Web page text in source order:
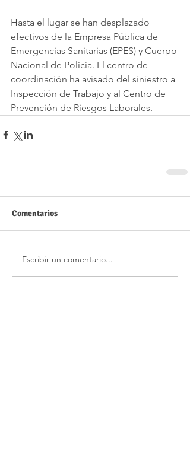
Hasta el lugar se han desplazado
efectivos de la Empresa Pública de
Emergencias Sanitarias (EPES) y Cuerpo
Nacional de Policía. El centro de
coordinación ha avisado del siniestro a
Inspección de Trabajo y al Centro de
Prevención de Riesgos Laborales.
Comentarios
Escribir un comentario...